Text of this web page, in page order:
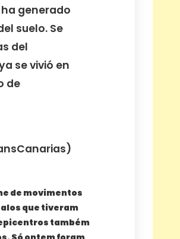
ha generado
suelo. Se
del
se vivió en
de
de movimentos
que tiveram
também